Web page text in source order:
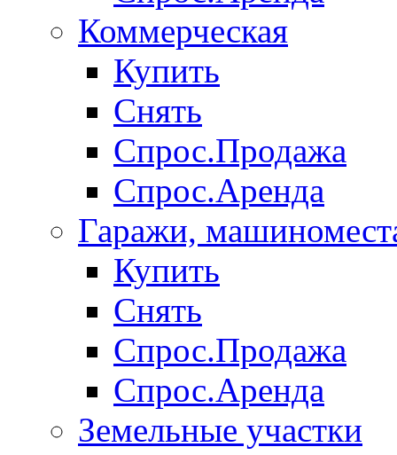
Коммерческая
Купить
Снять
Спрос.Продажа
Спрос.Аренда
Гаражи,
Купить
Снять
Спрос.Продажа
Спрос.Аренда
Земельные участки